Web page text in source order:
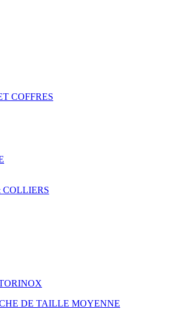
COFFRES
DE TAILLE MOYENNE